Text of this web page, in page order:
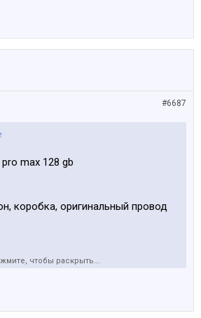
181510
181511
#6687
↑
max 128 gb
коробка, оригинальный провод
181510
чтобы раскрыть...